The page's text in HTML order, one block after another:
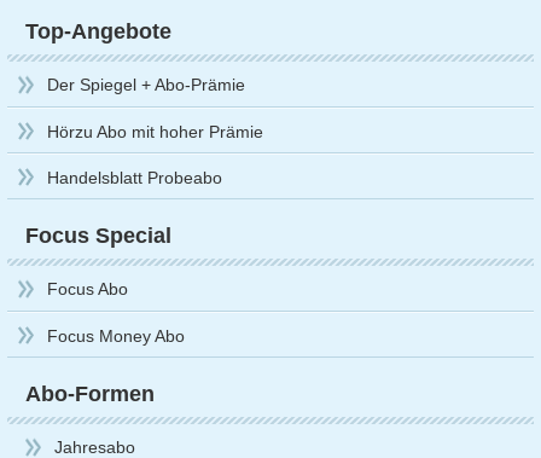
Top-Angebote
Der Spiegel + Abo-Prämie
Hörzu Abo mit hoher Prämie
Handelsblatt Probeabo
Focus Special
Focus Abo
Focus Money Abo
Abo-Formen
Jahresabo